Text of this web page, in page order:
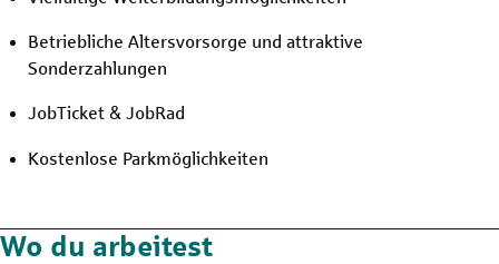
Betriebliche Altersvorsorge und attraktive
Sonderzahlungen
JobTicket & JobRad
Kostenlose Parkmöglichkeiten
Wo du arbeitest